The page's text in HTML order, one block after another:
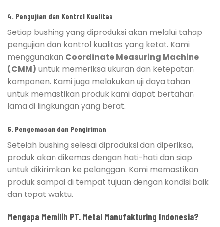
4. Pengujian dan Kontrol Kualitas
Setiap bushing yang diproduksi akan melalui tahap
pengujian dan kontrol kualitas yang ketat. Kami
menggunakan Coordinate Measuring Machine
(CMM) untuk memeriksa ukuran dan ketepatan
komponen. Kami juga melakukan uji daya tahan
untuk memastikan produk kami dapat bertahan
lama di lingkungan yang berat.
5. Pengemasan dan Pengiriman
Setelah bushing selesai diproduksi dan diperiksa,
produk akan dikemas dengan hati-hati dan siap
untuk dikirimkan ke pelanggan. Kami memastikan
produk sampai di tempat tujuan dengan kondisi baik
dan tepat waktu.
Mengapa Memilih PT. Metal Manufakturing Indonesia?